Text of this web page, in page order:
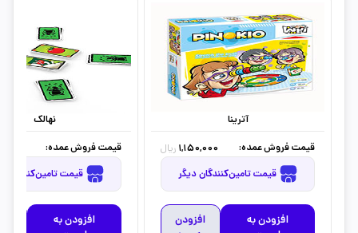
آترینا
قیمت فروش عمده:
1,150,000 ریال
قیمت تامین‌کنندگان دیگر
افزودن به
افزودن
نهالک
قیمت فروش عمده:
قیمت تامین‌کنندگان دیگر
افزودن به